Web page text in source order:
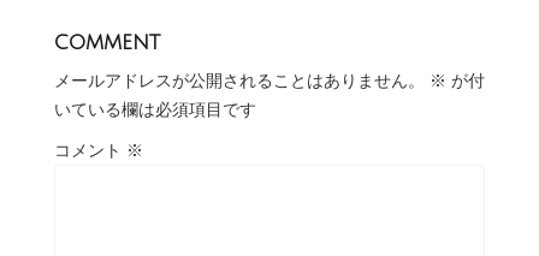
comment
メールアドレスが公開されることはありません。 ※ が付
いている欄は必須項目です
コメント ※